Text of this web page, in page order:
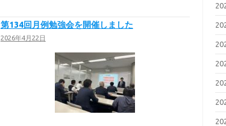
第134回月例勉強会を開催しました
2026年4月22日